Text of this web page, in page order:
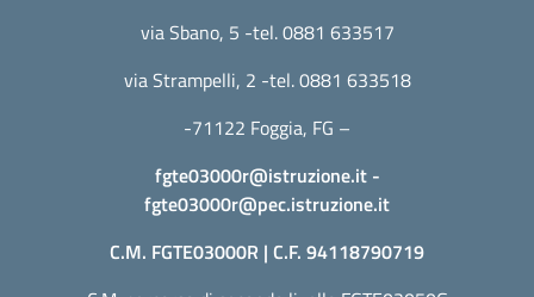
via Sbano, 5 -tel. 0881 633517
via Strampelli, 2 -tel. 0881 633518
-71122 Foggia, FG –
fgte03000r@istruzione.it-
fgte03000r@pec.istruzione.it
C.M. FGTE03000R | C.F. 94118790719